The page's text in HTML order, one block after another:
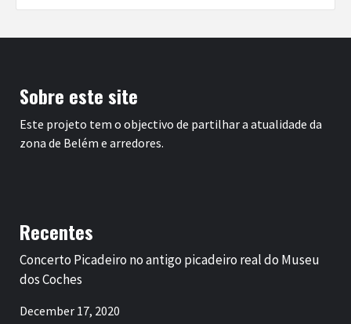
Sobre este site
Este projeto tem o objectivo de partilhar a atualidade da
zona de Belém e arredores.
Recentes
Concerto Picadeiro no antigo picadeiro real do Museu
dos Coches
December 17, 2020